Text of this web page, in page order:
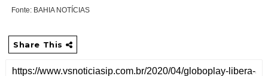
Fonte: BAHIA NOTÍCIAS
Share This